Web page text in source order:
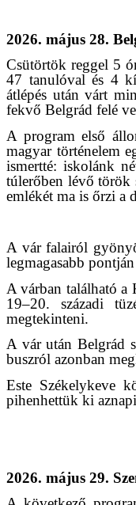
2026. május 28.
Csütörtök reggel 5
47 tanulóval és 4
átlépés után várt
fekvő Belgrád felé
A program első
magyar történelem
ismertté: iskolánk
túlerőben lévő török
emlékét ma is őrzi a
A vár falairól
legmagasabb
A várban található
19–20. századi
megtekinteni.
A vár után Belgrád
buszról azonban
Este Székelykeve
pihenhettük ki
2026. május 29.